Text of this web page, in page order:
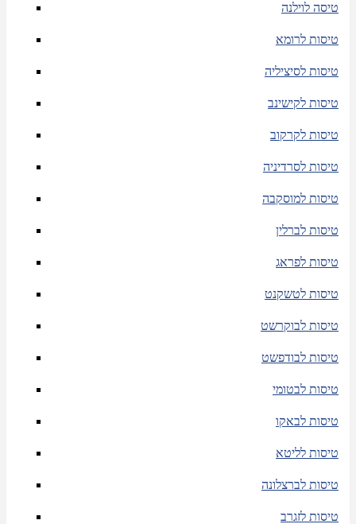
טיסה לוילנה
טיסות לרומא
טיסות לסיציליה
טיסות לקישינב
טיסות לקרקוב
טיסות לסרדיניה
טיסות למוסקבה
טיסות לברלין
טיסות לפראג
טיסות לטשקנט
טיסות לבוקרשט
טיסות לבודפשט
טיסות לבטומי
טיסות לבאקו
טיסות לליטא
טיסות לברצלונה
טיסות לזגרב